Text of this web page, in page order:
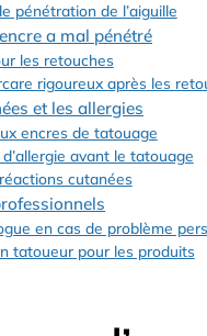
pénétration de l’aiguille
a mal pénétré
les retouches
rigoureux après les
et les allergies
encres de tatouage
avant le tatouage
cutanées
en cas de problème
tatoueur pour les produits